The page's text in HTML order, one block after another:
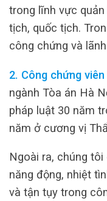
trong lĩnh vực
tịch, quốc tịch.
công chứng và
2. Công chứng
ngành Tòa án Hà
pháp luật 30 năm
năm ở cương vị
Ngoài ra, chúng
năng động, nhiệt
và tận tụy trong